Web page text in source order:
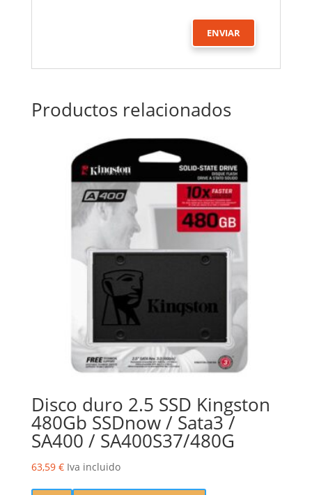
Productos relacionados
Disco duro 2.5 SSD Kingston
480Gb SSDnow / Sata3 /
SA400 / SA400S37/480G
63,59 € Iva incluido